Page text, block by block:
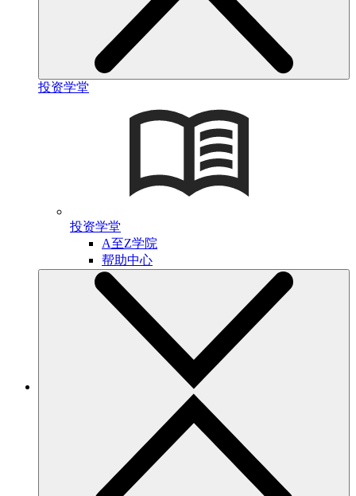
投资学堂
投资学堂
A至Z学院
帮助中心